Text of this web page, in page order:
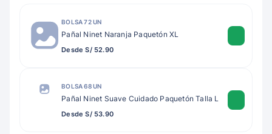
BOLSA 72 UN
Pañal Ninet Naranja Paquetón XL
Desde S/ 52.90
BOLSA 68 UN
Pañal Ninet Suave Cuidado Paquetón Talla L
Desde S/ 53.90